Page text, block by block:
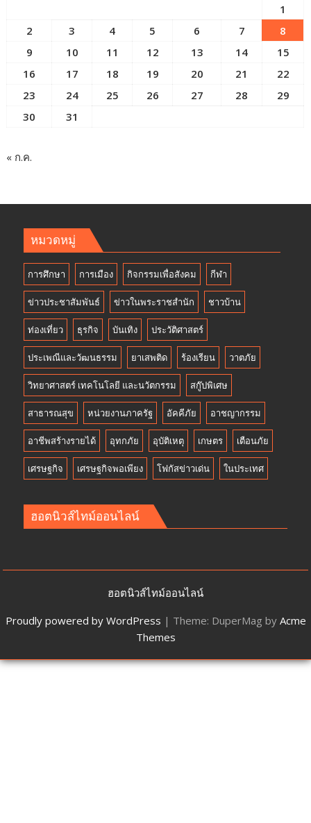
1
2
3 4 5 6 7
8
9
10 11 12 13 14
15
16
17 18 19 20 21
22
23
24 25 26 27 28
29
30
31
« ก.ค.
หมวดหมู่
การศึกษา การเมือง กิจกรรมเพื่อสังคม กีฬา
ข่าวประชาสัมพันธ์ ข่าวในพระราชสำนัก ชาวบ้าน
ท่องเที่ยว ธุรกิจ บันเทิง ประวัติศาสตร์
ประเพณีและวัฒนธรรม ยาเสพติด ร้องเรียน วาตภัย
วิทยาศาสตร์ เทคโนโลยี และนวัตกรรม สกู๊ปพิเศษ
สาธารณสุข หน่วยงานภาครัฐ อัคคีภัย อาชญากรรม
อาชีพสร้างรายได้ อุทกภัย อุบัติเหตุ เกษตร เตือนภัย
เศรษฐกิจ เศรษฐกิจพอเพียง โฟกัสข่าวเด่น ในประเทศ
ฮอตนิวส์ไทม์ออนไลน์
ฮอตนิวส์ไทม์ออนไลน์
Proudly powered by WordPress | Theme: DuperMag by Acme
Themes